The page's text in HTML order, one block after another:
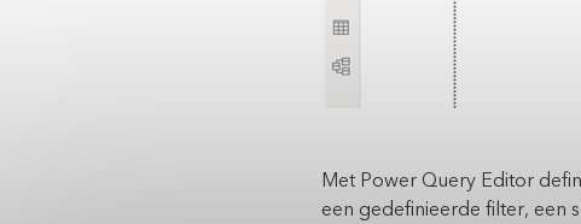
Met Power Query Editor
een gedefinieerde filter, een